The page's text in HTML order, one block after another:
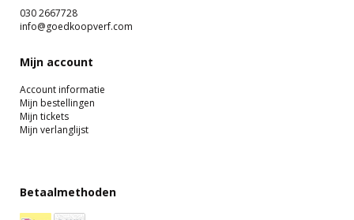
030 2667728
info@goedkoopverf.com
Mijn account
Account informatie
Mijn bestellingen
Mijn tickets
Mijn verlanglijst
Betaalmethoden